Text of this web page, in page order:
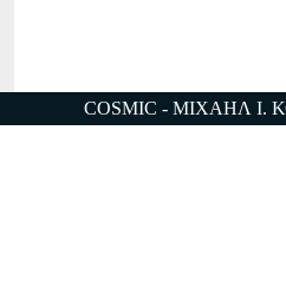
COSMIC - ΜΙΧΑΗΛ Ι.